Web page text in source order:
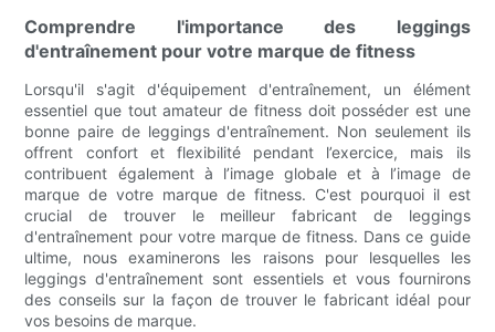
Comprendre l'importance des leggings
d'entraînement pour votre marque de fitness
Lorsqu'il s'agit d'équipement d'entraînement, un élément
essentiel que tout amateur de fitness doit posséder est une
bonne paire de leggings d'entraînement. Non seulement ils
offrent confort et flexibilité pendant l’exercice, mais ils
contribuent également à l’image globale et à l’image de
marque de votre marque de fitness. C'est pourquoi il est
crucial de trouver le meilleur fabricant de leggings
d'entraînement pour votre marque de fitness. Dans ce guide
ultime, nous examinerons les raisons pour lesquelles les
leggings d'entraînement sont essentiels et vous fournirons
des conseils sur la façon de trouver le fabricant idéal pour
vos besoins de marque.